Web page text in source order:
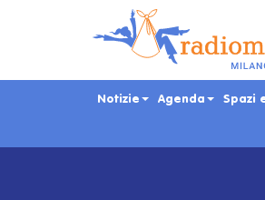
Notizie Agenda Spazi